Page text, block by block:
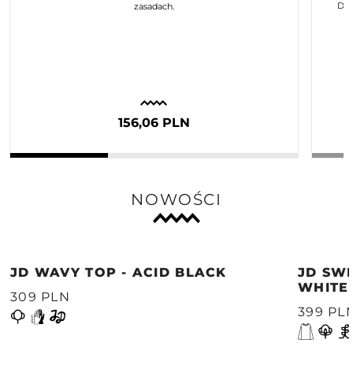
zasadach.
156,06 PLN
NOWOŚCI
JD WAVY TOP - ACID BLACK
309 PLN
JD
WHITE
399